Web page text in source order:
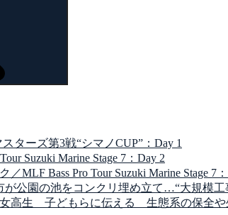
ターズ第3戦“シマノCUP”：Day 1
Suzuki Marine Stage 7：Day 2
MLF Bass Pro Tour Suzuki Marine Stage 7：
公園の池をコンクリ埋め立て…“大規模
高生 子どもらに伝える 生態系の保全や